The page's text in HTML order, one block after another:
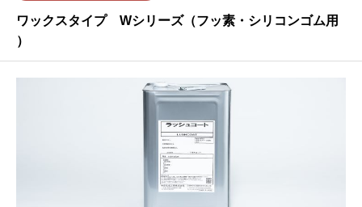
ワックスタイプ Wシリーズ（フッ素・シリコンゴム用
）